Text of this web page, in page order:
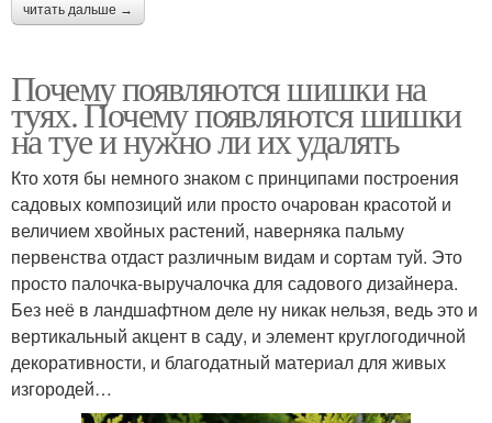
читать дальше →
Почему появляются шишки на
туях. Почему появляются шишки
на туе и нужно ли их удалять
Кто хотя бы немного знаком с принципами построения
садовых композиций или просто очарован красотой и
величием хвойных растений, наверняка пальму
первенства отдаст различным видам и сортам туй. Это
просто палочка-выручалочка для садового дизайнера.
Без неё в ландшафтном деле ну никак нельзя, ведь это и
вертикальный акцент в саду, и элемент круглогодичной
декоративности, и благодатный материал для живых
изгородей…